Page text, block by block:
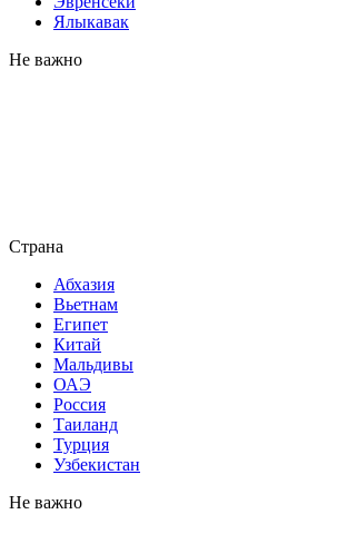
Ялыкавак
Не важно
Страна
Абхазия
Вьетнам
Египет
Китай
Мальдивы
ОАЭ
Россия
Таиланд
Турция
Узбекистан
Не важно